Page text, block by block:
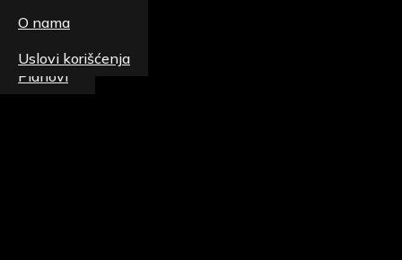
Planovi
O nama
Uslovi korišćenja